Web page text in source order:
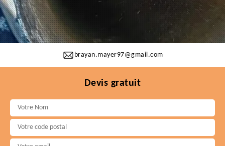
brayan.mayer97@gmail.com
Devis gratuit